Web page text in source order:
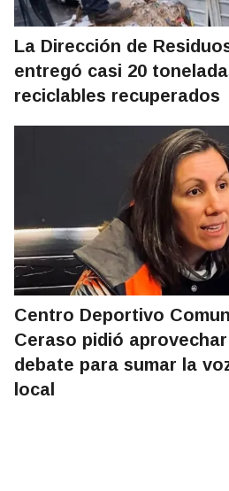
La Dirección de
entregó casi 20
reciclables recuperados
Centro Deportivo
Ceraso pidió
debate para sumar la
local